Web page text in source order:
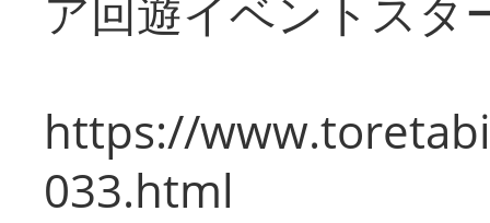
ア回遊イベントスタ
https://
033.html